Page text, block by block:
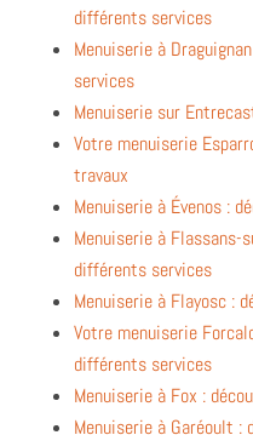
différents services
Menuiserie à
services
Menuiserie sur
Votre menuiserie
travaux
Menuiserie à Évenos :
Menuiserie à Flassans-
différents services
Menuiserie à Flayosc :
Votre menuiserie
différents services
Menuiserie à Fox :
Menuiserie à Garéoult :